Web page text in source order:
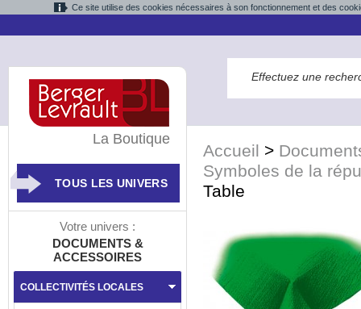
Ce site utilise des cookies nécessaires à son fonctionnement et des
Accueil >
Symboles de la
Table
La Boutique
TOUS LES UNIVERS
Votre univers :
DOCUMENTS &
ACCESSOIRES
COLLECTIVITÉS LOCALES